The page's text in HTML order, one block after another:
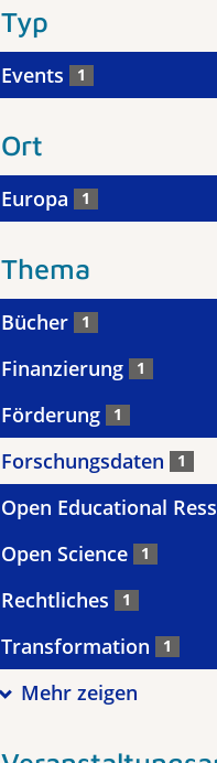
Typ
Events 1
Ort
Europa 1
Thema
Bücher 1
Finanzierung 1
Förderung 1
Forschungsdaten 1
Open Educational
Open Science 1
Rechtliches 1
Transformation 1
Mehr zeigen